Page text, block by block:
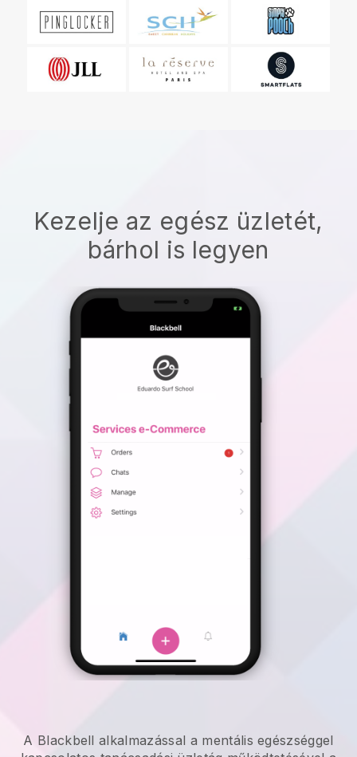
Kezelje az egész üzletét,
bárhol is legyen
A Blackbell alkalmazással a mentális egészséggel